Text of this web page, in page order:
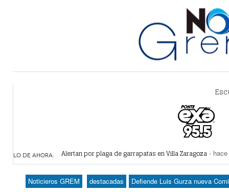
LO DE AHORA:
Reiteran estrategia para combate a la extorsión en
Por falta de agua, vecinos de Villa Zaragoza bloquearon
Plantean fideicomiso federal para operar Agua
Detienen a juez del Tribunal Superior de Justicia de
Noticieros GREM destacadas Defiende Luis Gurza nueva